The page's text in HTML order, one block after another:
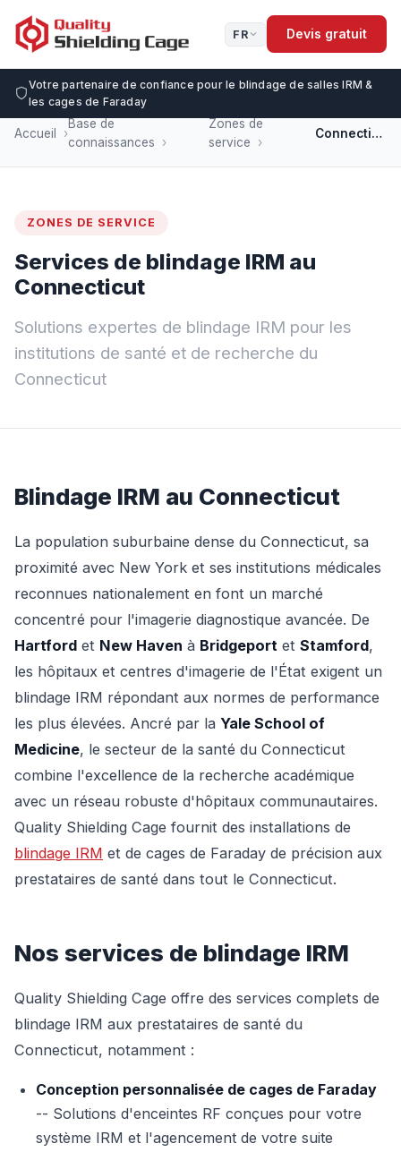
FR Devis gratuit
Votre partenaire de confiance pour le blindage de salles IRM &
les cages de Faraday
Accueil
Base de
connaissances
Zones de
service
Connecticut
ZONES DE SERVICE
Services de blindage IRM au
Connecticut
Solutions expertes de blindage IRM pour les
institutions de santé et de recherche du
Connecticut
Blindage IRM au Connecticut
La population suburbaine dense du Connecticut, sa
proximité avec New York et ses institutions médicales
reconnues nationalement en font un marché
concentré pour l'imagerie diagnostique avancée. De
Hartford et New Haven à Bridgeport et Stamford,
les hôpitaux et centres d'imagerie de l'État exigent un
blindage IRM répondant aux normes de performance
les plus élevées. Ancré par la Yale School of
Medicine, le secteur de la santé du Connecticut
combine l'excellence de la recherche académique
avec un réseau robuste d'hôpitaux communautaires.
Quality Shielding Cage fournit des installations de
blindage IRM et de cages de Faraday de précision aux
prestataires de santé dans tout le Connecticut.
Nos services de blindage IRM
Quality Shielding Cage offre des services complets de
blindage IRM aux prestataires de santé du
Connecticut, notamment :
Conception personnalisée de cages de Faraday
-- Solutions d'enceintes RF conçues pour votre
système IRM et l'agencement de votre suite